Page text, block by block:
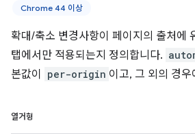
Chrome 44 이상
확대/축소 변경사항이 페이지의 출처에
탭에서만 적용되는지 정의합니다.
본값이
per-origin 이고, 그 외의 경우
열거형